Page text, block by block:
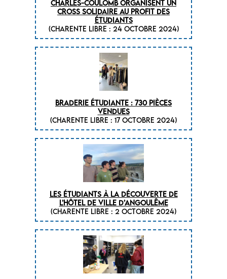
Charles-Coulomb organisent un
cross solidaire au profit des
étudiants
(CHARENTE LIBRE : 24 octobre 2024)
Braderie étudiante : 730 pièces
vendues
(CHARENTE LIBRE : 17 octobre 2024)
Les étudiants à la découverte de
l’hôtel de ville d’Angoulême
(CHARENTE LIBRE : 2 octobre 2024)